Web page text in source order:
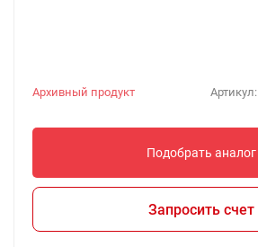
Артикул:
Архивный продукт
Подобрать аналог
Запросить счет